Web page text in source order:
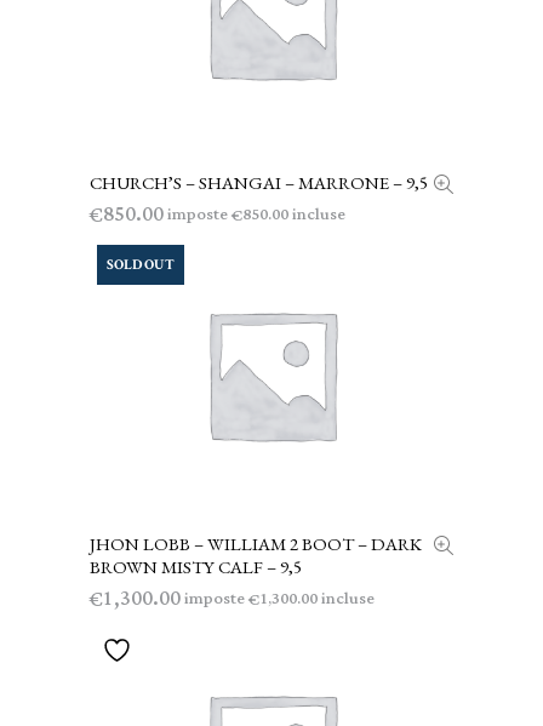
AGGIUNGI AL CARRELLO
CHURCH’S – SHANGAI – MARRONE – 9,5
€850.00imposte€850.00incluse
SOLD OUT
LEGGI TUTTO
JHON LOBB – WILLIAM 2 BOOT – DARK
BROWN MISTY CALF – 9,5
€1,300.00imposte€1,300.00incluse